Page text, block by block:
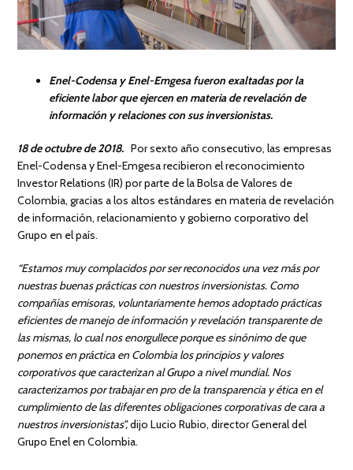
Enel-Codensa y Enel-Emgesa fueron exaltadas por la
eficiente labor que ejercen en materia de revelación de
información y relaciones con sus inversionistas.
18 de octubre de 2018. Por sexto año consecutivo, las empresas
Enel-Codensa y Enel-Emgesa recibieron el reconocimiento
Investor Relations (IR) por parte de la Bolsa de Valores de
Colombia, gracias a los altos estándares en materia de revelación
de información, relacionamiento y gobierno corporativo del
Grupo en el país.
“Estamos muy complacidos por ser reconocidos una vez más por
nuestras buenas prácticas con nuestros inversionistas. Como
compañías emisoras, voluntariamente hemos adoptado prácticas
eficientes de manejo de información y revelación transparente de
las mismas, lo cual nos enorgullece porque es sinónimo de que
ponemos en práctica en Colombia los principios y valores
corporativos que caracterizan al Grupo a nivel mundial. Nos
caracterizamos por trabajar en pro de la transparencia y ética en el
cumplimiento de las diferentes obligaciones corporativas de cara a
nuestros inversionistas”,dijo Lucio Rubio, director General del
Grupo Enel en Colombia.